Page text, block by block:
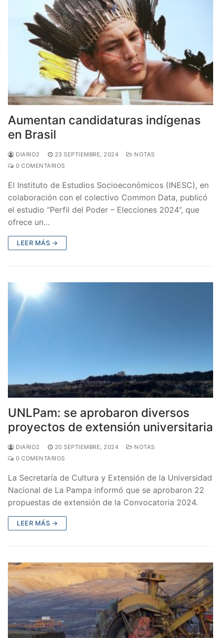
Aumentan candidaturas indígenas
en Brasil
DIARIO2 23 SEPTIEMBRE, 2024
NOTAS
0 COMENTARIOS
El Instituto de Estudios Socioeconómicos (INESC), en
colaboración con el colectivo Common Data, publicó
el estudio “Perfil del Poder – Elecciones 2024”, que
ofrece un…
LEER MÁS →
UNLPam: se aprobaron diversos
proyectos de extensión universitaria
DIARIO2 20 SEPTIEMBRE, 2024
NOTAS
0 COMENTARIOS
La Secretaría de Cultura y Extensión de la Universidad
Nacional de La Pampa informó que se aprobaron 22
propuestas de extensión de la Convocatoria 2024.
LEER MÁS →